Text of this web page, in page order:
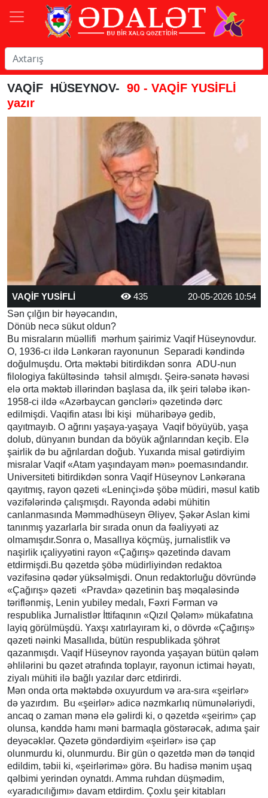
VAQİF HÜSEYNOV- 90 - VAQİF YUSİFLİ
yazır
VAQİF YUSİFLİ 435
20-05-2026 10:54
Sən çılğın bir həyəcandın,
Dönüb necə sükut oldun?
Bu misraların müəllifi mərhum şairimiz Vaqif Hüseynovdur.
O, 1936-cı ildə Lənkəran rayonunun Separadi kəndində
doğulmuşdu. Orta məktəbi bitirdikdən sonra ADU-nun
filologiya fakültəsində təhsil almışdı. Şeirə-sənətə həvəsi
elə orta məktəb illərindən başlasa da, ilk şeiri tələbə ikən-
1958-ci ildə «Azərbaycan gəncləri» qəzetində dərc
edilmişdi. Vaqifin atası İbi kişi müharibəyə gedib,
qayıtmayıb. O ağrını yaşaya-yaşaya Vaqif böyüyüb, yaşa
dolub, dünyanın bundan da böyük ağrılarından keçib. Elə
şairlik də bu ağrılardan doğub. Yuxarıda misal gətirdiyim
misralar Vaqif «Atam yaşındayam mən» poemasındandır.
Universiteti bitirdikdən sonra Vaqif Hüseynov Lənkərana
qayıtmış, rayon qəzeti «Leninçi»də şöbə müdiri, məsul katib
vəzifələrində çalışmışdı. Rayonda ədəbi mühitin
canlanmasında Məmmədhüseyn Əliyev, Şəkər Aslan kimi
tanınmış yazarlarla bir sırada onun da fəaliyyəti az
olmamışdır.Sonra o, Masallıya köçmüş, jurnalistlik və
naşirlik ıçaliyyətini rayon «Çağırış» qəzetində davam
etdirmişdi.Bu qəzetdə şöbə müdirliyindən redaktoa
vəzifəsinə qədər yüksəlmişdi. Onun redaktorluğu dövründə
«Çağırış» qəzeti «Pravda» qəzetinin baş məqaləsində
təriflənmiş, Lenin yubiley medalı, Fəxri Fərman və
respublika Jurnalistlər İttifaqının «Qızıl Qələm» mükafatına
layiq görülmüşdü. Yaxşı xatırlayıram ki, o dövrdə «Çağırış»
qəzeti nəinki Masallıda, bütün respublikada şöhrət
qazanmışdı. Vaqif Hüseynov rayonda yaşayan bütün qələm
əhlilərini bu qəzet ətrafında toplayır, rayonun ictimai həyatı,
ziyalı mühiti ilə bağlı yazılar dərc etdirirdi.
Mən onda orta məktəbdə oxuyurdum və ara-sıra «şeirlər»
də yazırdım. Bu «şeirlər» adicə nəzmkarlıq nümunələriydi,
ancaq o zaman mənə elə gəlirdi ki, o qəzetdə «şeirim» çap
olunsa, kənddə hamı məni barmaqla göstərəcək, adıma şair
deyəcəklər. Qəzetə göndərdiyim «şeirlər» isə çap
olunmurdu ki, olunmurdu. Bir gün o qəzetdə mən də tənqid
edildim, təbii ki, «şeirlərimə» görə. Bu hadisə mənim uşaq
qəlbimi yerindən oynatdı. Amma ruhdan düşmədim,
«yaradıcılığımı» davam etdirdim. Çoxlu şeir kitabları